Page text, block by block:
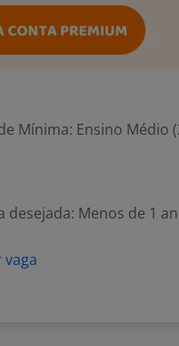
Mínima: Ensino Médio
desejada: Menos de 1